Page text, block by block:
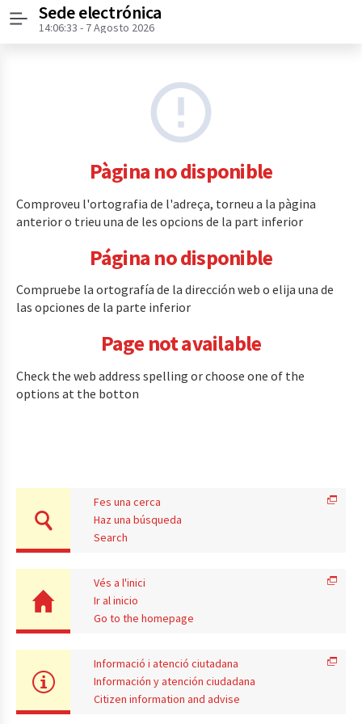
Menú
Sede electrónica
14:06:33 - 7 Agosto 2026
Pàgina no disponible
Comproveu l'ortografia de l'adreça, torneu a la pàgina
anterior o trieu una de les opcions de la part inferior
Página no disponible
Compruebe la ortografía de la dirección web o elija una de
las opciones de la parte inferior
Page not available
Check the web address spelling or choose one of the
options at the botton
Fes una cerca
Haz una búsqueda
Search
Vés a l'inici
Ir al inicio
Go to the homepage
Informació i atenció ciutadana
Información y atención ciudadana
Citizen information and advise